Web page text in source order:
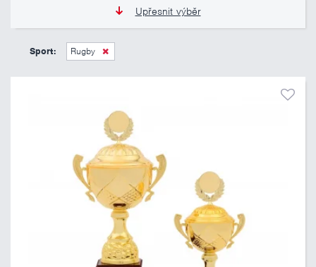
Upřesnit výběr
965 Kč
Sport: Rugby